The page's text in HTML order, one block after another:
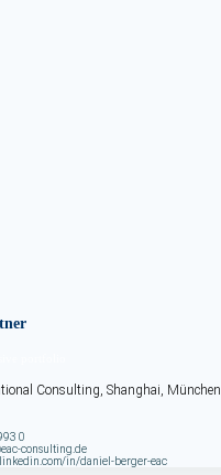
Consulting, Shanghai, München
0
consulting.de
in/daniel-berger-eac